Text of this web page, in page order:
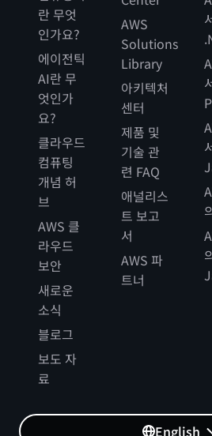
란 무엇
인가요?
에이전틱
AI란 무
엇인가
요?
클라우드
컴퓨팅
개념 허
브
AWS 클
라우드
보안
새로운
소식
블로그
보도 자
료
AWS
Solutions
Library
아키텍처
센터
제품 및
기술 관
련 FAQ
애널리스
트 보고
서
AWS 파
트너
English